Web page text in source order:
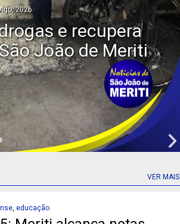
federal pelo
em São João de
VER MAIS
, educação